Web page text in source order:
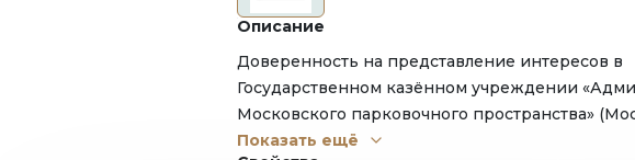
Описание
Доверенность на представление интересов в
Государственном казённом учреждении
Московского парковочного пространства»
паркинг) по вопросам связанными с оплатой,
Показать ещё